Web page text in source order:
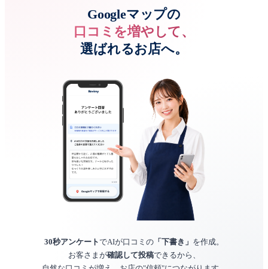
Googleマップの
口コミを増やして、
選ばれるお店へ。
30秒アンケートでAIが口コミの 「下書き」 を作成。
お客さまが確認して投稿できるから、